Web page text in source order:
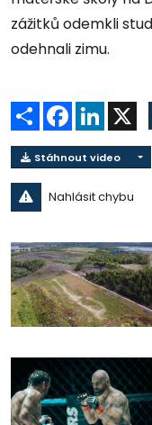
zážitků odemkli
odehnali zimu.
Sdílet Facebook
LinkedIn
Stáhnout video
Nahlásit chybu